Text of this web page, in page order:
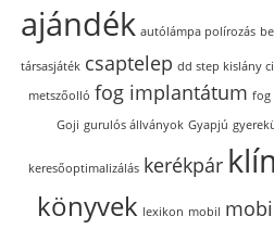
ajándék autólámpa polírozás
társasjáték csaptelep dd step kislány
metszőolló fog implantátum fog
Goji gurulós állványok Gyapjú
keresőoptimalizálás kerékpár
könyvek lexikon mobil